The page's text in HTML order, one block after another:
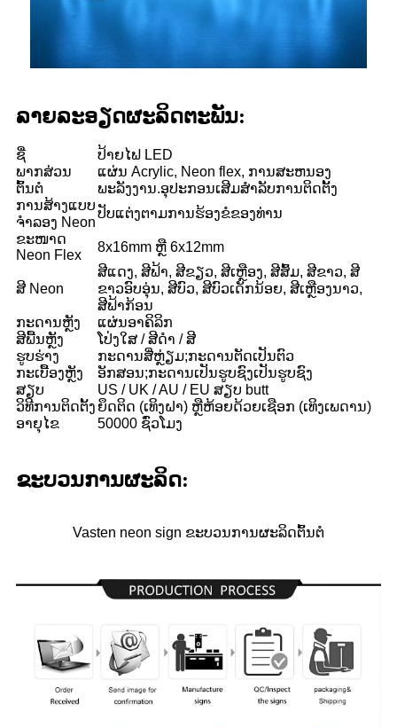
ລາຍ​ລະ​ອຽດ​ຜະ​ລິດ​ຕະ​ພັນ​:
ຊື່
ປ້າຍໄຟ LED
ພາກສ່ວນ
ຕົ້ນຕໍ
ແຜ່ນ Acrylic, Neon flex, ການສະຫນອງ
ພະລັງງານ.ອຸປະກອນເສີມສໍາລັບການຕິດຕັ້ງ
ການສ້າງແບບ
ຈໍາລອງ Neon
ປັບແຕ່ງຕາມການຮ້ອງຂໍຂອງທ່ານ
ຂະໜາດ
Neon Flex
8x16mm ຫຼື 6x12mm
ສີ Neon
ສີແດງ, ສີຟ້າ, ສີຂຽວ, ສີເຫຼືອງ, ສີສົ້ມ, ສີຂາວ, ສີ
ຂາວອົບອຸ່ນ, ສີບົວ, ສີບົວເດັກນ້ອຍ, ສີເຫຼືອງນາວ,
ສີຟ້າກ້ອນ
ກະດານຫຼັງ
ແຜ່ນອາຄິລິກ
ສີພື້ນຫຼັງ
ໂປ່ງໃສ / ສີດໍາ / ສີ
ຮູບຮ່າງ
ກະເບື້ອງຫຼັງ
ກະດານສີ່ຫຼ່ຽມ;ກະດານຕັດເປັນຕົວ
ອັກສອນ;ກະດານເປັນຮູບຊົງເປັນຮູບຊົງ
ສຽບ
US / UK / AU / EU ສຽບ butt
ວິທີການຕິດຕັ້ງ ຍຶດຕິດ (ເທິງຝາ) ຫຼືຫ້ອຍດ້ວຍເຊືອກ (ເທິງເພດານ)
ອາ​ຍຸ​ໄຂ
50000 ຊົ່ວໂມງ
ຂະ​ບວນ​ການ​ຜະ​ລິດ​:
Vasten neon sign ຂະບວນການຜະລິດຕົ້ນຕໍ